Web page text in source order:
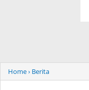
Home› Berita